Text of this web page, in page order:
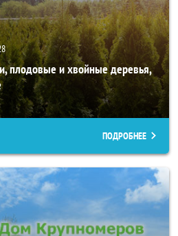
плодовые и хвойные деревья,
ПОДРОБНЕЕ